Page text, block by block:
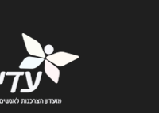
אנא חזרו אלי בקשר ל...